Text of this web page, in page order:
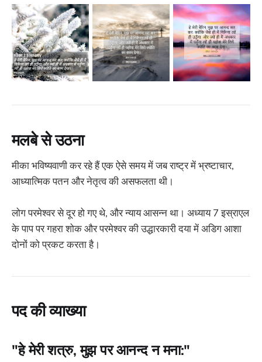
मलबे से उठना
मीका भविष्यवाणी कर रहे हैं एक ऐसे समय में जब राष्ट्र में भ्रष्टाचार,
आध्यात्मिक पतन और नेतृत्व की असफलता थी।
लोग परमेश्वर से दूर हो गए थे, और न्याय आसन्न था। अध्याय 7 इस्राएल
के पाप पर गहरा शोक और परमेश्वर की उद्धारकारी दया में अडिग आशा
दोनों को प्रकट करता है।
पद की व्याख्या
"हे मेरी शत्रु, मुझ पर आनन्द न मना:"